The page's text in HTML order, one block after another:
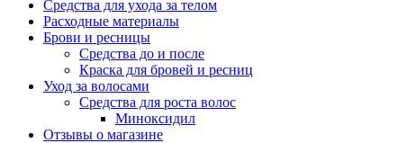
Средства для ухода за телом
Расходные материалы
Брови и ресницы
Средства до и после
Краска для бровей и ресниц
Уход за волосами
Средства для роста волос
Миноксидил
Отзывы о магазине